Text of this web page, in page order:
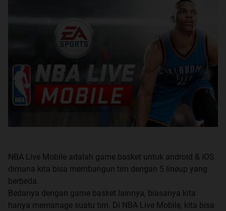
NBA Live Mobile adalah game basket untuk android & iOS
dimana kita bisa membangun tim dengan 5 lineup yang
berbeda.
Bedanya dengan game basket lainnya, biasanya kita
hanya memanage suatu tim. Di NBA Live Mobile, kita bisa